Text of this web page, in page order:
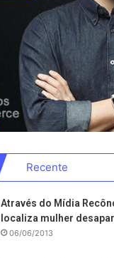
Recente
Através do Mídia
localiza mulher
06/06/2013